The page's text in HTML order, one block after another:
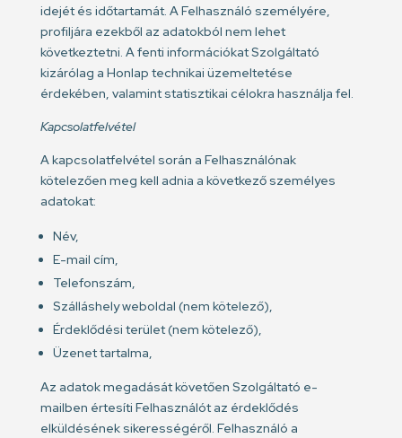
idejét és időtartamát. A Felhasználó személyére,
profiljára ezekből az adatokból nem lehet
következtetni. A fenti információkat Szolgáltató
kizárólag a Honlap technikai üzemeltetése
érdekében, valamint statisztikai célokra használja fel.
Kapcsolatfelvétel
A kapcsolatfelvétel során a Felhasználónak
kötelezően meg kell adnia a következő személyes
adatokat:
Név,
E-mail cím,
Telefonszám,
Szálláshely weboldal (nem kötelező),
Érdeklődési terület (nem kötelező),
Üzenet tartalma,
Az adatok megadását követően Szolgáltató e-
mailben értesíti Felhasználót az érdeklődés
elküldésének sikerességéről. Felhasználó a